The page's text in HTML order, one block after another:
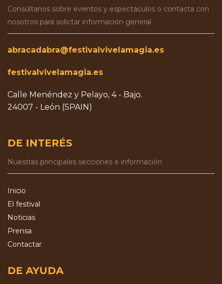
Consúltanos sobre eventos y espectáculos o contacta con
nosotros para solictar información general
abracadabra@festivalvivelamagia.es
festivalvivelamagia.es
Calle Menéndez y Pelayo, 4 - Bajo.
24007 - León (SPAIN)
DE INTERÉS
Nuestras principales secciones e información
Inicio
El festival
Noticias
Prensa
Contactar
DE AYUDA